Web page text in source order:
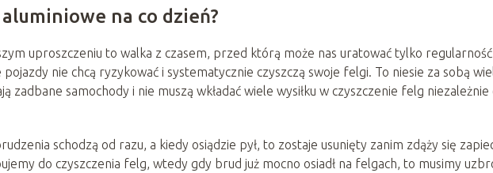
na co dzień?
uproszczeniu to walka z czasem, przed którą może nas uratować tylko
nie chcą ryzykować i systematycznie czyszczą swoje felgi. To niesie za sobą
zadbane samochody i nie muszą wkładać wiele wysiłku w czyszczenie felg niezależnie
schodzą od razu, a kiedy osiądzie pył, to zostaje usunięty zanim zdąży się
do czyszczenia felg, wtedy gdy brud już mocno osiadł na felgach, to musimy